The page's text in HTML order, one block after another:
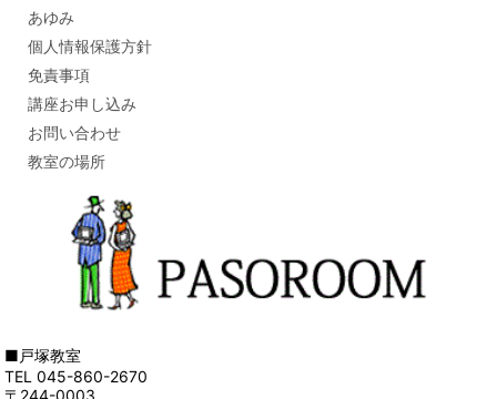
あゆみ
個人情報保護方針
免責事項
講座お申し込み
お問い合わせ
教室の場所
■戸塚教室
TEL 045-860-2670
〒244-0003